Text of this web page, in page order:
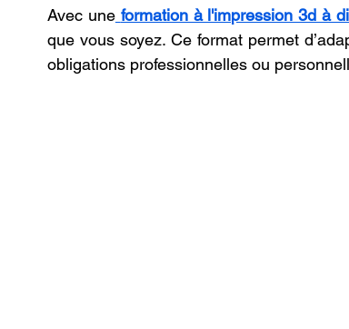
CREALITY SPARKX i7 Color Combo Bambu Lab
Avec une formation à l'impression 3d à
que vous soyez. Ce format permet
obligations professionnelles ou